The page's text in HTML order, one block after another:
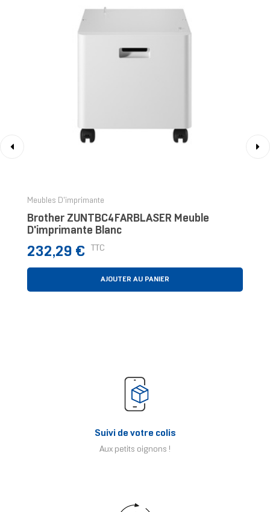
Meubles D'imprimante
Brother ZUNTBC4FARBLASER Meuble
D'imprimante Blanc
Prix
232,29 € TTC
AJOUTER AU PANIER
Suivi de votre colis
Aux petits oignons !